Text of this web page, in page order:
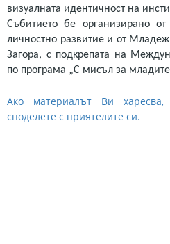
визуалната идентичност на
Събитието бе организирано
личностно развитие и от
Загора, с подкрепата на
по програма „С мисъл за
Ако материалът Ви
споделете с приятелите си.